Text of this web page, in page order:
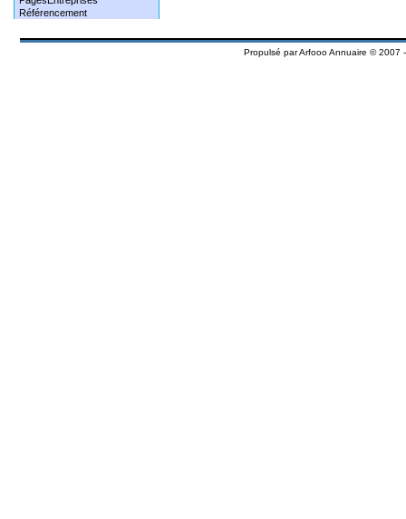
Référencement
Propulsé parArfooo Annuaire © 2007